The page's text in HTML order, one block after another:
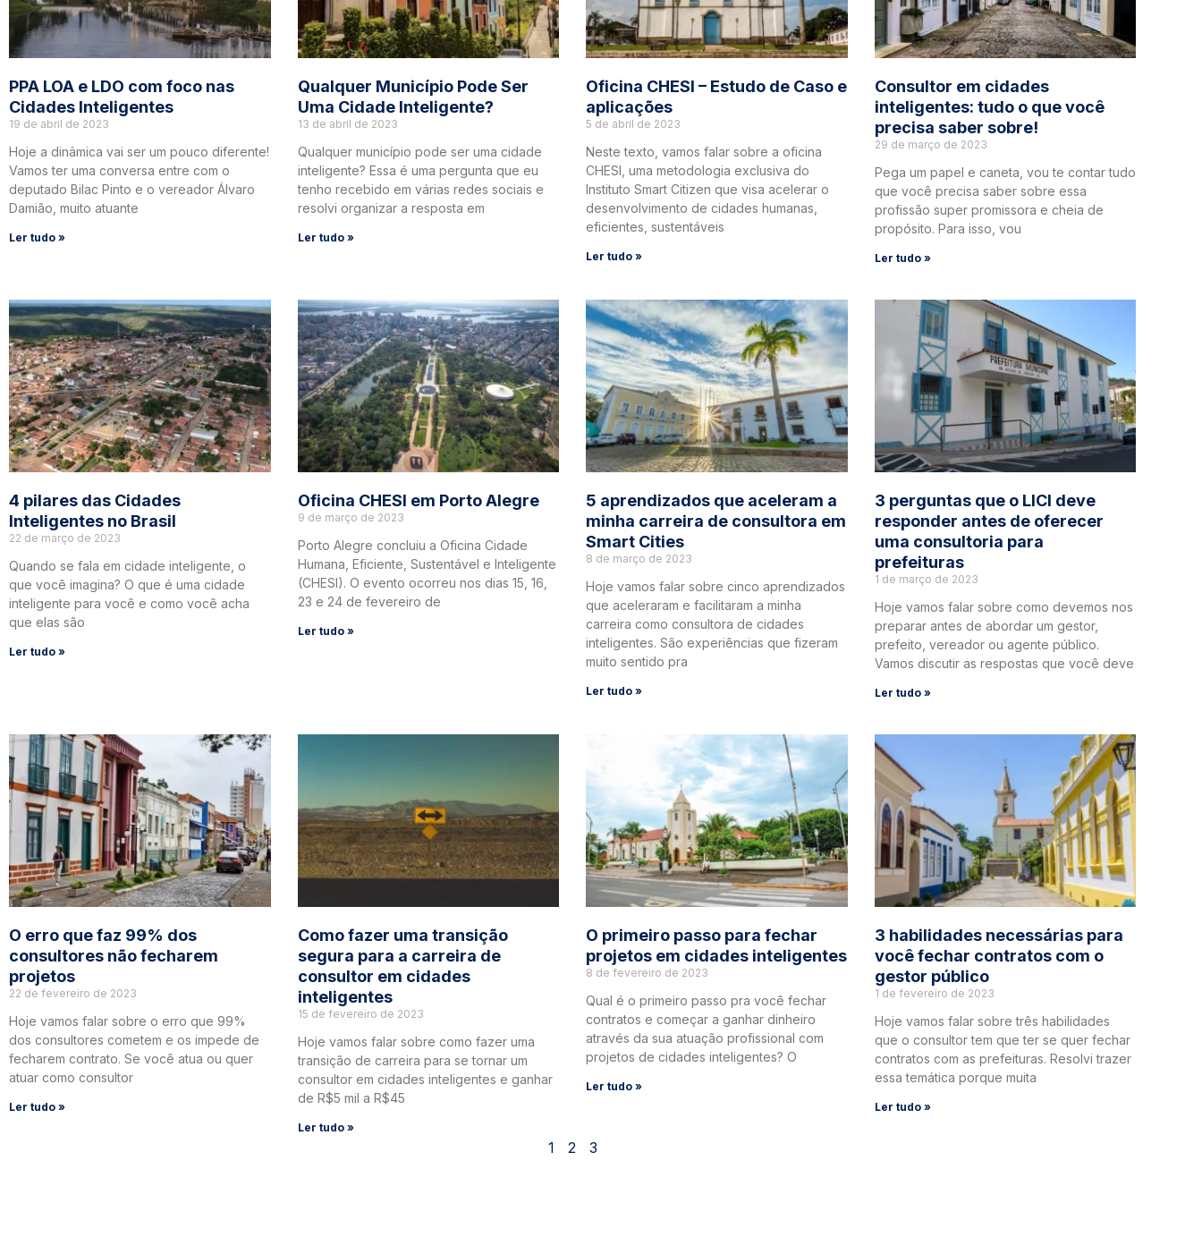
PPA LOA e LDO com foco nas
Cidades Inteligentes
19 de abril de 2023
Hoje a dinâmica vai ser um pouco diferente!
Vamos ter uma conversa entre com o
deputado Bilac Pinto e o vereador Álvaro
Damião, muito atuante
Ler tudo »
Qualquer Município Pode Ser
Uma Cidade Inteligente?
13 de abril de 2023
Qualquer município pode ser uma cidade
inteligente? Essa é uma pergunta que eu
tenho recebido em várias redes sociais e
resolvi organizar a resposta em
Ler tudo »
Oficina CHESI – Estudo de Caso e
aplicações
5 de abril de 2023
Neste texto, vamos falar sobre a oficina
CHESI, uma metodologia exclusiva do
Instituto Smart Citizen que visa acelerar o
desenvolvimento de cidades humanas,
eficientes, sustentáveis
Ler tudo »
Consultor em cidades
inteligentes: tudo o que você
precisa saber sobre!
29 de março de 2023
Pega um papel e caneta, vou te contar tudo
que você precisa saber sobre essa
profissão super promissora e cheia de
propósito. Para isso, vou
Ler tudo »
4 pilares das Cidades
Inteligentes no Brasil
22 de março de 2023
Quando se fala em cidade inteligente, o
que você imagina? O que é uma cidade
inteligente para você e como você acha
que elas são
Ler tudo »
Oficina CHESI em Porto Alegre
9 de março de 2023
Porto Alegre concluiu a Oficina Cidade
Humana, Eficiente, Sustentável e Inteligente
(CHESI). O evento ocorreu nos dias 15, 16,
23 e 24 de fevereiro de
Ler tudo »
5 aprendizados que aceleram a
minha carreira de consultora em
Smart Cities
8 de março de 2023
Hoje vamos falar sobre cinco aprendizados
que aceleraram e facilitaram a minha
carreira como consultora de cidades
inteligentes. São experiências que fizeram
muito sentido pra
Ler tudo »
3 perguntas que o LICI deve
responder antes de oferecer
uma consultoria para
prefeituras
1 de março de 2023
Hoje vamos falar sobre como devemos nos
preparar antes de abordar um gestor,
prefeito, vereador ou agente público.
Vamos discutir as respostas que você deve
Ler tudo »
O erro que faz 99% dos
consultores não fecharem
projetos
22 de fevereiro de 2023
Hoje vamos falar sobre o erro que 99%
dos consultores cometem e os impede de
fecharem contrato. Se você atua ou quer
atuar como consultor
Ler tudo »
Como fazer uma transição
segura para a carreira de
consultor em cidades
inteligentes
15 de fevereiro de 2023
Hoje vamos falar sobre como fazer uma
transição de carreira para se tornar um
consultor em cidades inteligentes e ganhar
de R$5 mil a R$45
Ler tudo »
O primeiro passo para fechar
projetos em cidades inteligentes
8 de fevereiro de 2023
Qual é o primeiro passo pra você fechar
contratos e começar a ganhar dinheiro
através da sua atuação profissional com
projetos de cidades inteligentes? O
Ler tudo »
3 habilidades necessárias para
você fechar contratos com o
gestor público
1 de fevereiro de 2023
Hoje vamos falar sobre três habilidades
que o consultor tem que ter se quer fechar
contratos com as prefeituras. Resolvi trazer
essa temática porque muita
Ler tudo »
1 2 3